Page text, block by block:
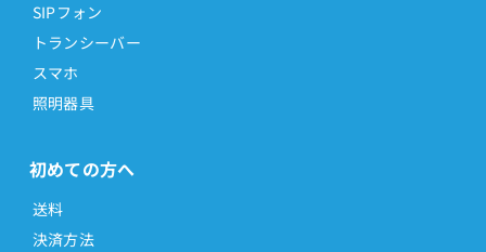
SIPフォン
トランシーバー
スマホ
照明器具
初めての方へ
送料
決済方法